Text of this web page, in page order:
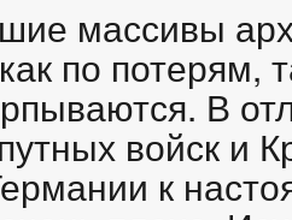
массивы
по потерям,
В
войск и
к